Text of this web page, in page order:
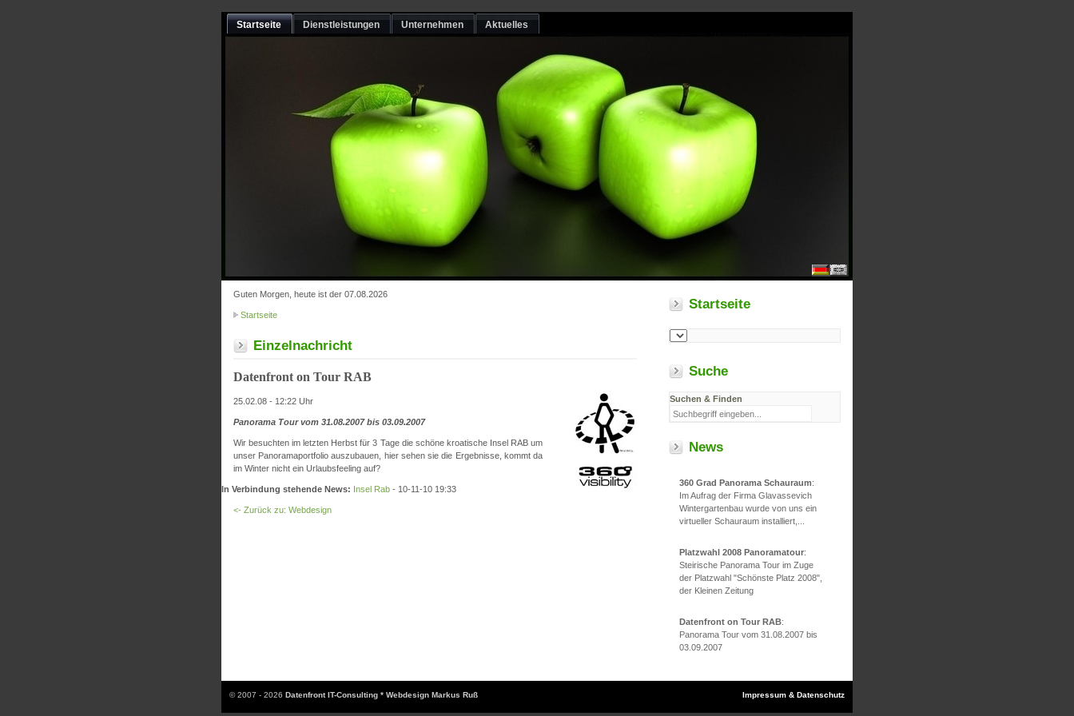
Startseite Dienstleistungen Unternehmen Aktuelles
Guten Morgen, heute ist der 07.08.2026
Startseite
Einzelnachricht
Datenfront on Tour RAB
25.02.08 - 12:22 Uhr
Panorama Tour vom 31.08.2007 bis 03.09.2007
Wir besuchten im letzten Herbst für 3 Tage die schöne kroatische Insel RAB um
unser Panoramaportfolio auszubauen, hier sehen sie die Ergebnisse, kommt da
im Winter nicht ein Urlaubsfeeling auf?
In Verbindung stehende News: Insel Rab - 10-11-10 19:33
<- Zurück zu: Webdesign
Startseite
Suche
Suchen & Finden
News
360 Grad Panorama Schauraum:
Im Aufrag der Firma Glavassevich
Wintergartenbau wurde von uns ein
virtueller Schauraum installiert,...
Platzwahl 2008 Panoramatour:
Steirische Panorama Tour im Zuge
der Platzwahl "Schönste Platz 2008",
der Kleinen Zeitung
Datenfront on Tour RAB:
Panorama Tour vom 31.08.2007 bis
03.09.2007
© 2007 - 2026 Datenfront IT-Consulting * Webdesign Markus Ruß Impressum & Datenschutz